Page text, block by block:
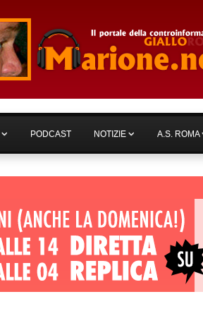
PODCAST NOTIZIE A.S. ROMA